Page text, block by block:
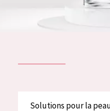
SOLUTIONS POUR LA PEAU
TOUS LES
Conseils Beauté
Solutions pour la